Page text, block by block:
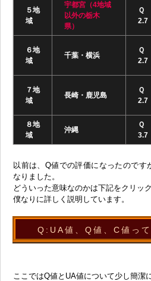
５地
域
宇都宮（4地域
以外の栃木
県）
Ｑ
2.7
６地
域
千葉・横浜
Ｑ
2.7
７地
域
長崎・鹿児島
Ｑ
2.7
８地
域
沖縄
Ｑ
3.7
以前は、Q値での評価になったのです
なりました。
どういった意味なのかは下記をクリッ
僕なりに詳しく説明しています。
Q:UA値、Q値、C値って
ここではQ値とUA値について少し簡潔